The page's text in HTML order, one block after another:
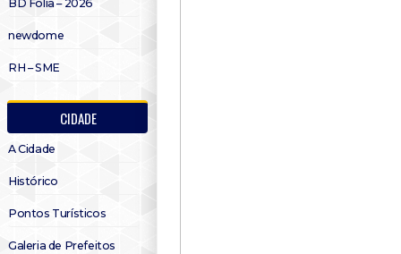
BD Folia – 2026
newdome
RH – SME
CIDADE
A Cidade
Histórico
Pontos Turísticos
Galeria de Prefeitos